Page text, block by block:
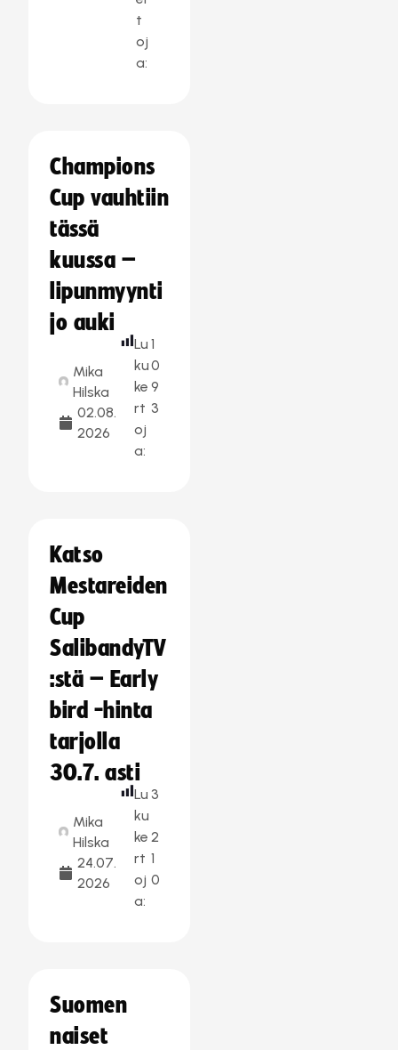
t
oj
a:
Champions
Cup vauhtiin
tässä
kuussa –
lipunmyynti
jo auki
Mika
Hilska
02.08.
2026
Lu
ku
ke
rt
oj
a:
1
0
9
3
Katso
Mestareiden
Cup
SalibandyTV
:stä – Early
bird -hinta
tarjolla
30.7. asti
Mika
Hilska
24.07.
2026
Lu
ku
ke
rt
oj
a:
3
2
1
0
Suomen
naiset